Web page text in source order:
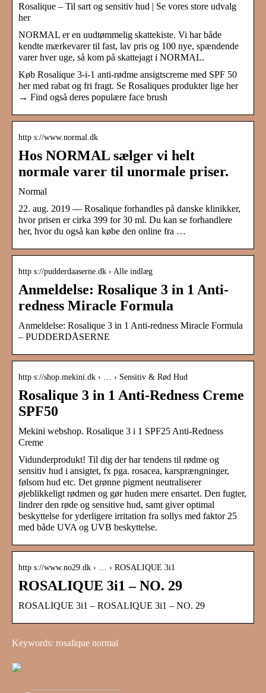
Rosalique – Til sart og sensitiv hud | Se vores store udvalg
her
NORMAL er en uudtømmelig skattekiste. Vi har både
kendte mærkevarer til fast, lav pris og 100 nye, spændende
varer hver uge, så kom på skattejagt i NORMAL.
Køb Rosalique 3-i-1 anti-rødme ansigtscreme med SPF 50
her med rabat og fri fragt. Se Rosaliques produkter lige her
→ Find også deres populære face brush
http s://www.normal.dk
Hos NORMAL sælger vi helt
normale varer til unormale priser.
Normal
22. aug. 2019 — Rosalique forhandles på danske klinikker,
hvor prisen er cirka 399 for 30 ml. Du kan se forhandlere
her, hvor du også kan købe den online fra …
http s://pudderdaaserne.dk › Alle indlæg
Anmeldelse: Rosalique 3 in 1 Anti-
redness Miracle Formula
Anmeldelse: Rosalique 3 in 1 Anti-redness Miracle Formula
– PUDDERDÅSERNE
http s://shop.mekini.dk › … › Sensitiv & Rød Hud
Rosalique 3 in 1 Anti-Redness Creme
SPF50
Mekini webshop. Rosalique 3 i 1 SPF25 Anti-Redness
Creme
Vidunderprodukt! Til dig der har tendens til rødme og
sensitiv hud i ansigtet, fx pga. rosacea, karsprængninger,
følsom hud etc. Det grønne pigment neutraliserer
øjeblikkeligt rødmen og gør huden mere ensartet. Den fugter,
lindrer den røde og sensitive hud, samt giver optimal
beskyttelse for yderligere irritation fra sollys med faktor 25
med både UVA og UVB beskyttelse.
http s://www.no29.dk › … › ROSALIQUE 3i1
ROSALIQUE 3i1 – NO. 29
ROSALIQUE 3i1 – ROSALIQUE 3i1 – NO. 29
Keywords: rosalique normal